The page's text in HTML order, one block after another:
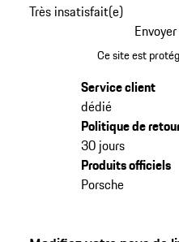
Très insatisfait(e)
Ce site est
Service client
dédié
Politique de
30 jours
Produits officiels
Porsche